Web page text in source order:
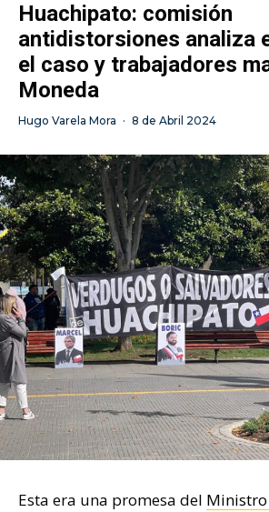
Huachipato: comisión
antidistorsiones analiza
el caso y trabajadores
Moneda
Hugo Varela Mora · 8 de Abril 2024
Esta era una promesa del Ministro